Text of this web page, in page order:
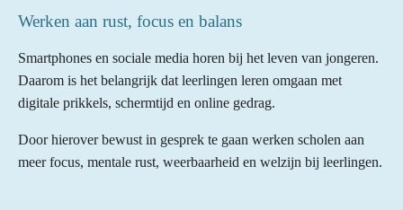
Werken aan rust, focus en balans
Smartphones en sociale media horen bij het leven van jongeren.
Daarom is het belangrijk dat leerlingen leren omgaan met
digitale prikkels, schermtijd en online gedrag.
Door hierover bewust in gesprek te gaan werken scholen aan
meer focus, mentale rust, weerbaarheid en welzijn bij leerlingen.